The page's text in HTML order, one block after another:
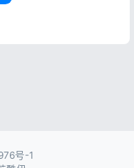
号-1